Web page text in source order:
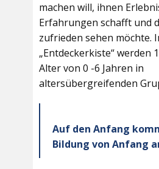
machen will, ihnen
Erfahrungen schafft und
zufrieden sehen möchte.
„Entdeckerkiste“ werden
Alter von 0 -6 Jahren in
altersübergreifenden
Auf den Anfang
Bildung von Anfang